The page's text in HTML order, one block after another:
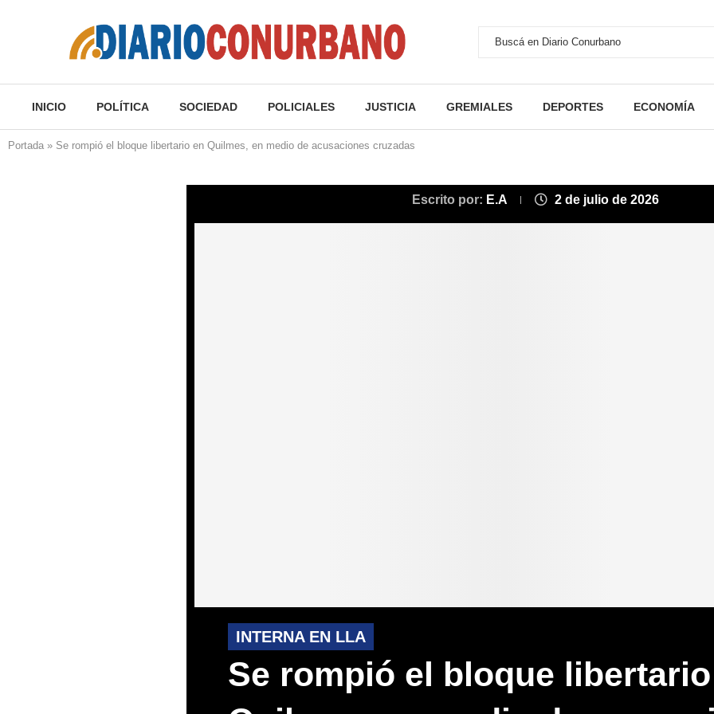
INICIO POLÍTICA SOCIEDAD POLICIALES JUSTICIA GREMIALES DEPORTES ECONOMÍA
Portada » Se rompió el bloque libertario en Quilmes, en medio de acusaciones cruzadas
Escrito por: E.A 2 de julio de 2026
INTERNA EN LLA
Se rompió el bloque